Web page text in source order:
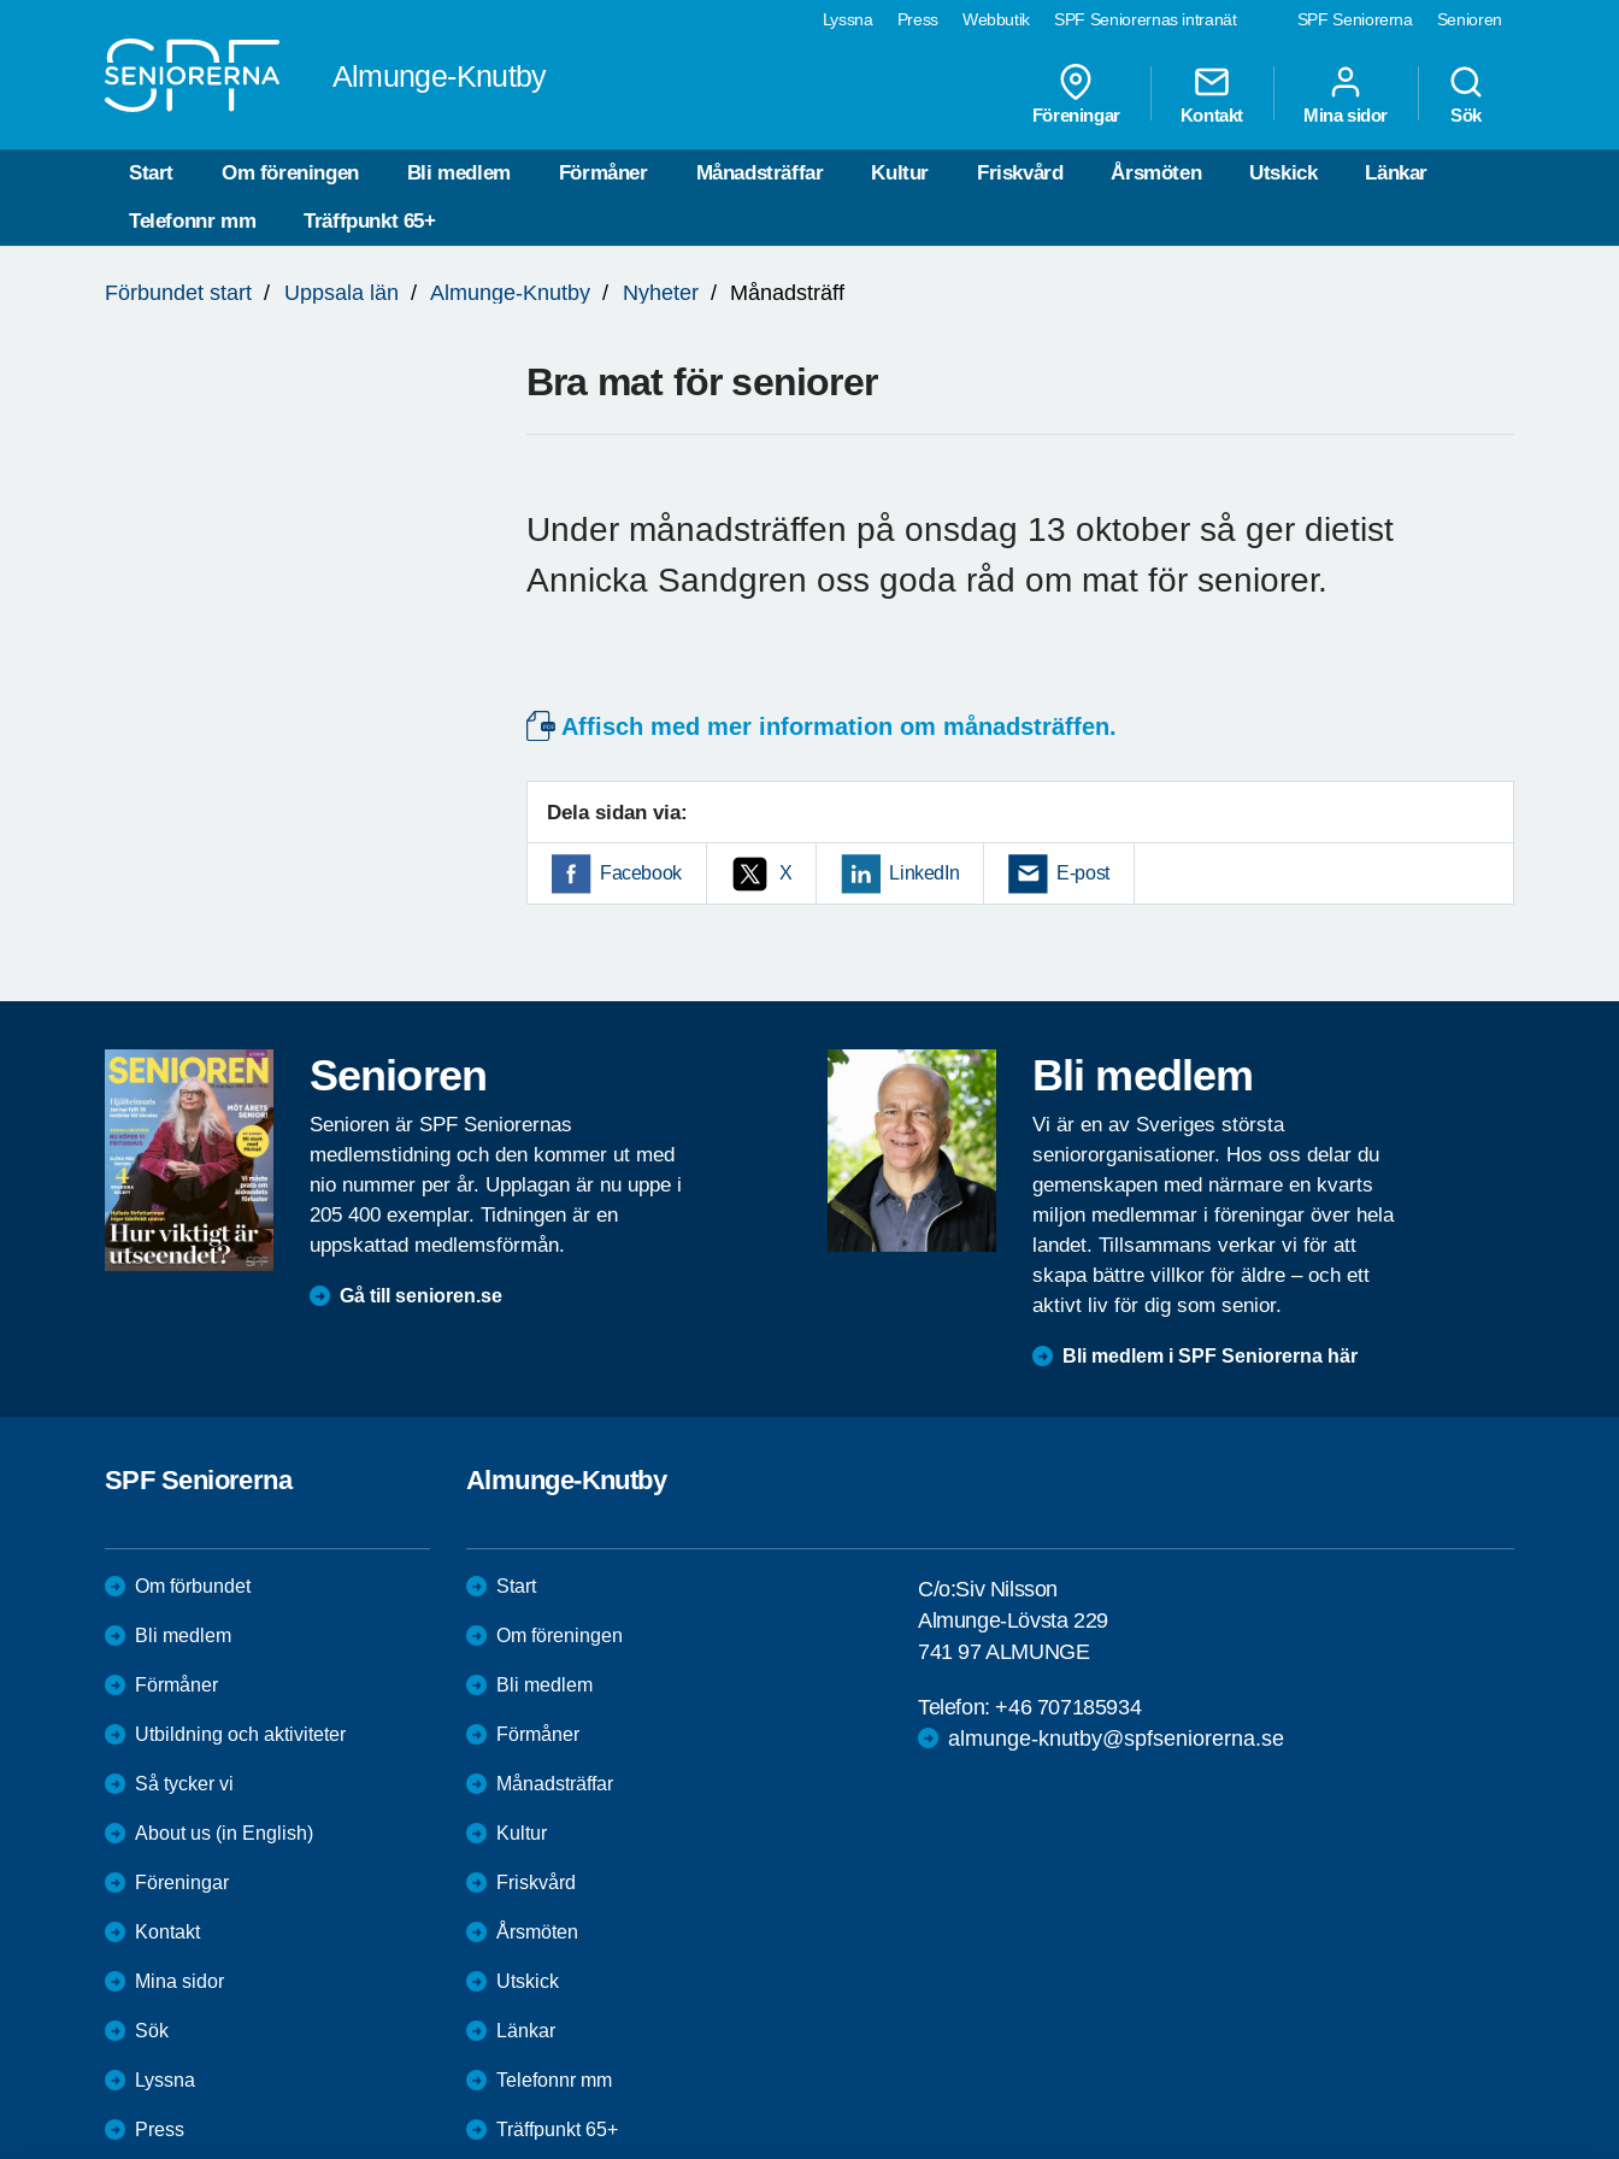
SPF Seniorerna Senioren
Lyssna Press Webbutik SPF Seniorernas intranät
Almunge-Knutby
Föreningar Kontakt Mina sidor Sök
Start Om föreningen Bli medlem Förmåner Månadsträffar Kultur Friskvård Årsmöten Utskick Länkar
Telefonnr mm Träffpunkt 65+
är
Förbundet start Uppsala län Almunge-Knutby Nyheter Månadsträff
Bra mat för seniorer
Under månadsträffen på onsdag 13 oktober så ger dietist
Annicka Sandgren oss goda råd om mat för seniorer.
Affisch med mer information om månadsträffen.
Dela sidan via:
Facebook X LinkedIn E-post
Senioren
Senioren är SPF Seniorernas
medlemstidning och den kommer ut med
nio nummer per år. Upplagan är nu uppe i
205 400 exemplar. Tidningen är en
uppskattad medlemsförmån.
Gå till senioren.se
Bli medlem
Vi är en av Sveriges största
seniororganisationer. Hos oss delar du
gemenskapen med närmare en kvarts
miljon medlemmar i föreningar över hela
landet. Tillsammans verkar vi för att
skapa bättre villkor för äldre – och ett
aktivt liv för dig som senior.
Bli medlem i SPF Seniorerna här
SPF Seniorerna
Om förbundet
Bli medlem
Förmåner
Utbildning och aktiviteter
Så tycker vi
About us (in English)
Föreningar
Kontakt
Mina sidor
Sök
Lyssna
Press
Almunge-Knutby
Start
Om föreningen
Bli medlem
Förmåner
Månadsträffar
Kultur
Friskvård
Årsmöten
Utskick
Länkar
Telefonnr mm
Träffpunkt 65+
C/o:Siv Nilsson
Almunge-Lövsta 229
741 97 ALMUNGE
Telefon:+46 707185934
almunge-knutby@spfseniorerna.se